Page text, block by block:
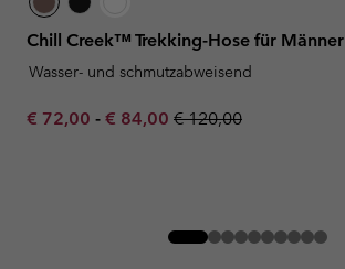
Chill Creek™ Trekking-Hose für Männer
Wasser- und schmutzabweisend
Minimum sale price:
€ 72,00 - Maximum sale price:
€ 84,00 Regular price:
€ 120,00